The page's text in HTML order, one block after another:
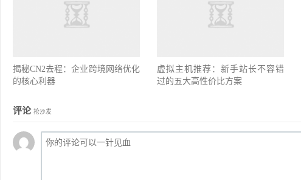
揭秘CN2去程：企业跨境网络优化
的核心利器
虚拟主机推荐：新手站长不容错
过的五大高性价比方案
评论 抢沙发